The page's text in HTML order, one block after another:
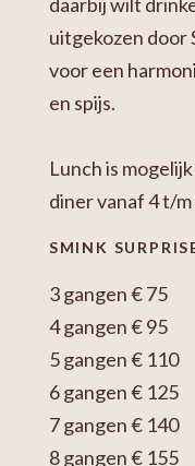
uitgekozen door
voor een
en spijs.
Lunch is
diner vanaf 4 t/m
SMINK
3 gangen € 75
4 gangen € 95
5 gangen € 110
6 gangen € 125
7 gangen € 140
8 gangen € 155